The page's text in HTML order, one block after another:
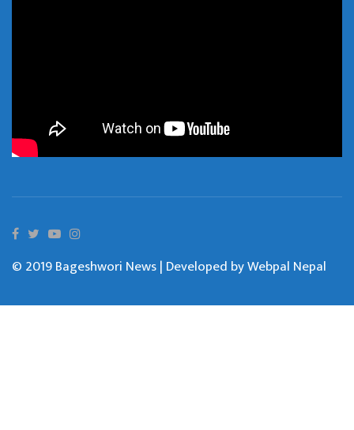
© 2019 Bageshwori News | Developed byWebpal Nepal